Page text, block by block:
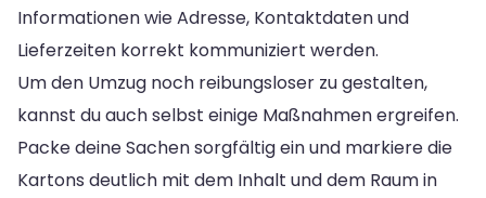
Informationen wie Adresse, Kontaktdaten und
Lieferzeiten korrekt kommuniziert werden.
Um den Umzug noch reibungsloser zu gestalten,
kannst du auch selbst einige Maßnahmen ergreifen.
Packe deine Sachen sorgfältig ein und markiere die
Kartons deutlich mit dem Inhalt und dem Raum in